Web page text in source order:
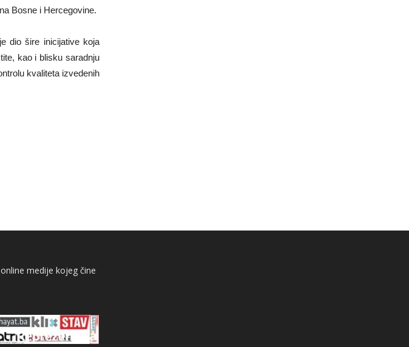
Bosne i Hercegovine.
dio šire inicijative koja
kao i blisku saradnju
kvaliteta izvedenih
medije kojeg čine